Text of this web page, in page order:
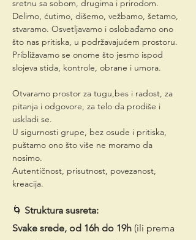
sretnu sa sobom, drugima i prirodom.
Delimo, ćutimo, dišemo, vežbamo, šetamo,
stvaramo. Osvetljavamo i oslobađamo ono
što nas pritiska, u podržavajućem prostoru.
Približavamo se onome što jesmo ispod
slojeva stida, kontrole, obrane i umora.
Otvaramo prostor za tugu,bes i radost, za
pitanja i odgovore, za telo da prodiše i
uskladi se.
U sigurnosti grupe, bez osude i pritiska,
puštamo ono što više ne moramo da
nosimo.
Autentičnost, prisutnost, povezanost,
kreacija.
🌀 Struktura susreta:
Svake srede, od 16h do 19h (ili prema